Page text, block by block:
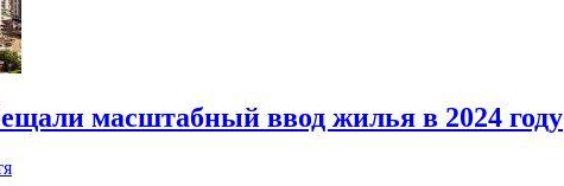
масштабный ввод жилья в 2024 году